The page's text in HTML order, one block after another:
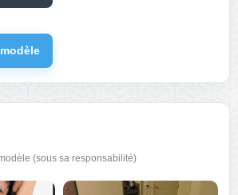
(sous sa responsabilité)